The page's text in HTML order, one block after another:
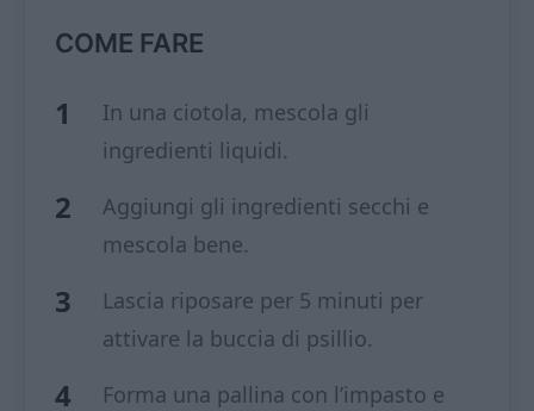
COME FARE
In una ciotola, mescola gli
ingredienti liquidi.
Aggiungi gli ingredienti secchi e
mescola bene.
Lascia riposare per 5 minuti per
attivare la buccia di psillio.
Forma una pallina con l’impasto e